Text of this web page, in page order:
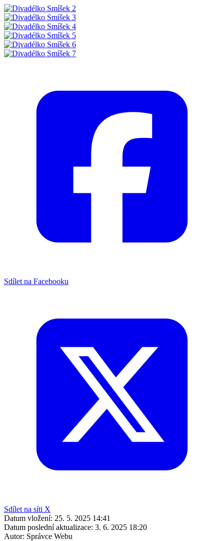
Sdílet na Facebooku
Sdílet na síti X
Datum vložení: 25. 5. 2025 14:41
Datum poslední aktualizace: 3. 6. 2025 18:20
Autor: Správce Webu